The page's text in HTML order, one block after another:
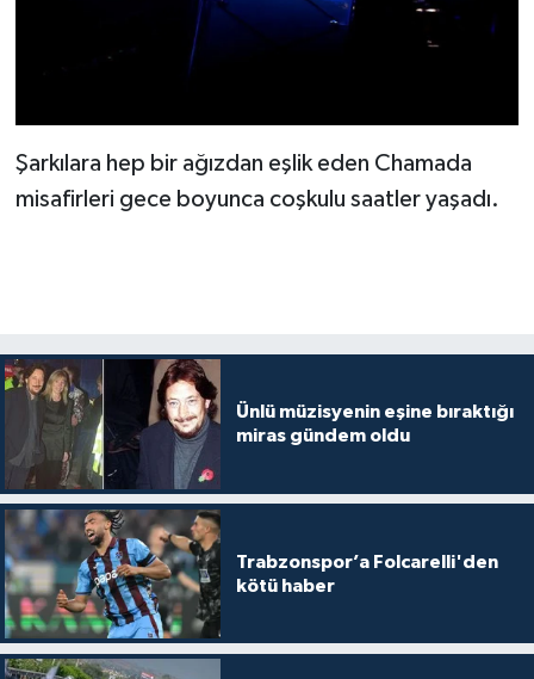
Şarkılara hep bir ağızdan eşlik eden Chamada
misafirleri gece boyunca coşkulu saatler yaşadı.
Ünlü müzisyenin eşine bıraktığı
miras gündem oldu
Trabzonspor’a Folcarelli'den
kötü haber